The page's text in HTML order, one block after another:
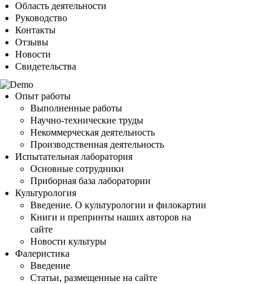
Область деятельности
Руководство
Контакты
Отзывы
Новости
Свидетельства
Опыт работы
Выполненные работы
Научно-технические труды
Некоммерческая деятельность
Производственная деятельность
Испытательная лаборатория
Основные сотрудники
Приборная база лаборатории
Культурология
Введение. О культурологии и филокартии
Книги и препринты наших авторов на
сайте
Новости культуры
Фалеристика
Введение
Статьи, размещенные на сайте